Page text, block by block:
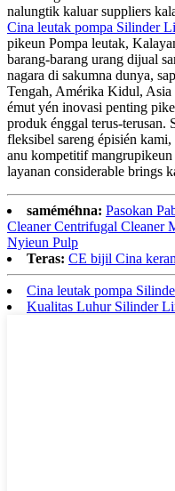
nalungtik kaluar suppliers
Cina leutak pompa Silinder
pikeun Pompa leutak,
barang-barang urang dijual
nagara di sakumna dunya,
Tengah, Amérika Kidul, Asia
émut yén inovasi penting
produk énggal terus-terusan.
fleksibel sareng épisién
anu kompetitif
layanan considerable brings
saméméhna: Pasokan
Cleaner Centrifugal Cleaner
Nyieun Pulp
Teras: CE bijil Cina
Cina leutak pompa
Kualitas Luhur Silinder